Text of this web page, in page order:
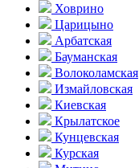
Ховрино
Царицыно
Арбатская
Бауманская
Волоколамская
Измайловская
Киевская
Крылатское
Кунцевская
Курская